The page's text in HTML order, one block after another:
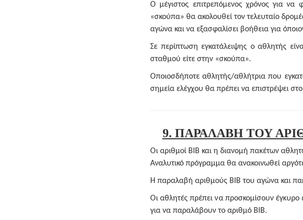
Ο μέγιστος επιτρεπόμενος χρόνος για
«σκούπα» θα ακολουθεί τον τελευταίο
αγώνα και να εξασφαλίσει βοήθεια για
Σε περίπτωση εγκατάλειψης ο αθλητής
σταθμού είτε στην «σκούπα».
Οποιοσδήποτε αθλητής/αθλήτρια που
σημεία ελέγχου θα πρέπει να επιστρέψει
9. ΠΑΡΑΛΑΒΗ ΤΟΥ
Οι αριθμοί BIB και η διανομή πακέτων
Αναλυτικό πρόγραμμα θα ανακοινωθεί
Η παραλαβή αριθμούς BIB του αγώνα και
Οι αθλητές πρέπει να προσκομίσουν
για να παραλάβουν το αριθμό BIB.